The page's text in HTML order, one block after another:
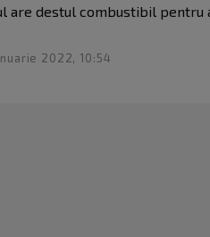
are destul combustibil pentru
2022, 10:54